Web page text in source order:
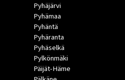
Pyhäjärvi
Pyhämaa
Pyhäntä
Pyhäranta
Pyhäselkä
Pylkönmäki
Päijät-Häme